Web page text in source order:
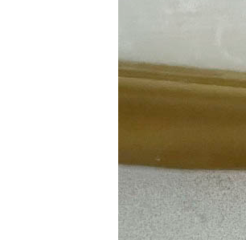
קיבלנו בשום מקום אחר וגרם
להרגיש שיש אמא ואבא